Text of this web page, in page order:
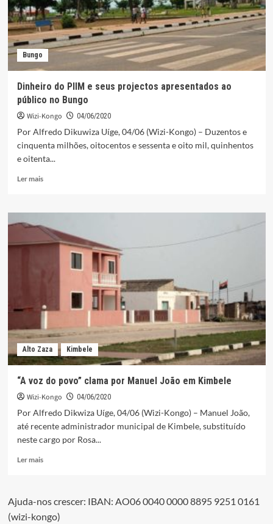
luta
contra
a
Covid-
Bungo
Dinheiro do PIIM e seus projectos apresentados ao
público no Bungo
Wizi-Kongo 04/06/2020
Por Alfredo Dikuwiza Uíge, 04/06 (Wizi-Kongo) – Duzentos e
cinquenta milhões, oitocentos e sessenta e oito mil, quinhentos
e oitenta...
Ler maisLeia
Dinheiro
do
PIIM
e
projectos
público
Bungo
Alto Zaza Kimbele
“A voz do povo” clama por Manuel João em Kimbele
Wizi-Kongo 04/06/2020
Por Alfredo Dikwiza Uíge, 04/06 (Wizi-Kongo) – Manuel João,
até recente administrador municipal de Kimbele, substituído
neste cargo por Rosa...
Ler maisLeia
voz
do
Ajuda-nos crescer: IBAN: AO06 0040 0000 8895 9251 0161
(wizi-kongo)